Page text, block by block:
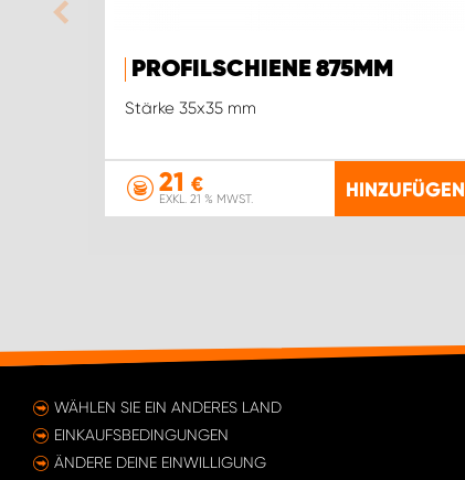
PROFILSCHIENE 875MM
Stärke 35x35 mm
21 €
EXKL. 21 % MWST. HINZUFÜGEN
WÄHLEN SIE EIN ANDERES LAND
EINKAUFSBEDINGUNGEN
ÄNDERE DEINE EINWILLIGUNG